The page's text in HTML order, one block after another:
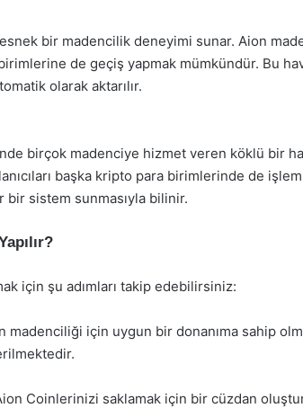
esnek bir madencilik deneyimi sunar. Aion
de geçiş yapmak mümkündür. Bu
olarak aktarılır.
birçok madenciye hizmet veren köklü bir
başka kripto para birimlerinde de
sistem sunmasıyla bilinir.
için şu adımları takip edebilirsiniz:
madenciliği için uygun bir donanıma sahip
Coinlerinizi saklamak için bir cüzdan